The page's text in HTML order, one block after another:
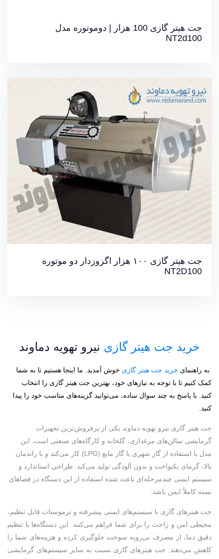
خرید آنلاین جت هیترجت هیتر گازی 100 هزار | دوموتوره مدل
NT2d100
جت هیتر گازی ۱۰۰ هزار اگزوزدار دو موتوره
NT2D100
خرید جت هیتر گازی نیرو تهویه دماوند
به راهنمای خرید جت هیتر گازی خوش آمدید. ما اینجا هستیم تا به شما
کمک کنیم تا با توجه به نیازهای خود، بهترین جت هیتر گازی را انتخاب
کنید. با پاسخ به چند سوال ساده، می‌توانید گزینه‌های مناسب خود را پیدا
کنید.
جت هیتر گازی نیرو تهویه دماوند یکی از پرفروش‌ترین تجهیزات
گرمایشی سالن‌های مرغداری، گلخانه و کارگاه‌های صنعتی است. این
مدل با استفاده از گاز شهری یا گاز مایع (LPG) کار می‌کند و با راندمان
بالا، گرمای یکنواخت و بدون آلودگی تولید می‌کند. طراحی استاندارد و
سیستم ایمنی چندمرحله‌ای باعث شده استفاده از این دستگاه در فضاهای
بسته کاملاً ایمن باشد.
جت هیترهای گازی با سیستم‌های ایمنی پیشرفته و ترموستات قابل تنظیم،
محیطی امن و راحت را برای شما فراهم می‌کنند. این دستگاه‌ها با تنظیم
دقیق دما، از مصرف بی‌رویه سوخت جلوگیری کرده و هزینه‌های شما را
کاهش می‌دهند. جت هیترهای گازی نسبت به سایر سیستم‌های گرمایشی